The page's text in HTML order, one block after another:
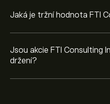
Jaká je tržní hodnota FTI
Jsou akcie FTI Consulting
držení?